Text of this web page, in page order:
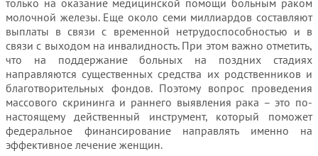
молочной железы. Еще около семи миллиардов составляют
выплаты в связи с временной нетрудоспособностью и в
связи с выходом на инвалидность. При этом важно отметить,
что на поддержание больных на поздних стадиях
направляются существенных средства их родственников и
благотворительных фондов. Поэтому вопрос проведения
массового скрининга и раннего выявления рака – это по-
настоящему действенный инструмент, который поможет
федеральное финансирование направлять именно на
эффективное лечение женщин.